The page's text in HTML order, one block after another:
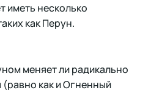
иметь несколько
как Перун.
меняет ли радикально
как и Огненный